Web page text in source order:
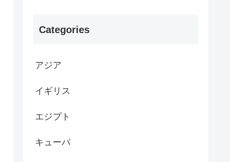
Categories
アジア
イギリス
エジプト
キューバ